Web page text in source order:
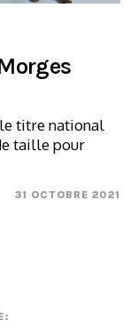
titre national
taille pour
31 OCTOBRE 2021